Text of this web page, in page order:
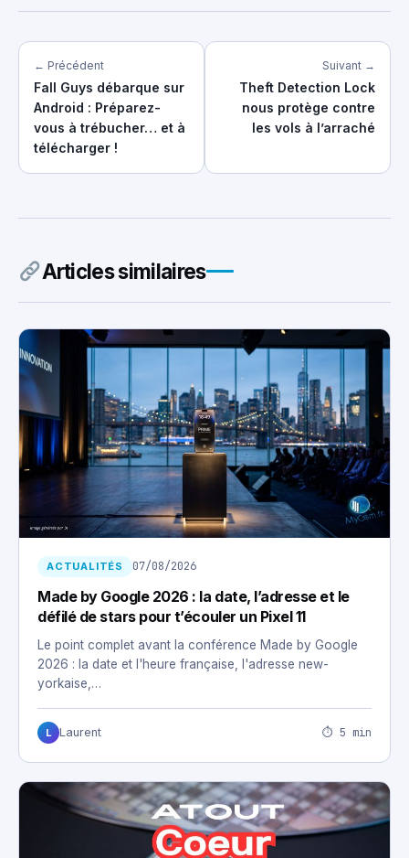
← Précédent
Fall Guys débarque sur
Android : Préparez-
vous à trébucher… et à
télécharger !
Suivant →
Theft Detection Lock
nous protège contre
les vols à l’arraché
Articles similaires
ACTUALITÉS 07/08/2026
Made by Google 2026 : la date, l’adresse et le
défilé de stars pour t’écouler un Pixel 11
Le point complet avant la conférence Made by Google
2026 : la date et l'heure française, l'adresse new-
yorkaise,…
L Laurent ⏱ 5 min